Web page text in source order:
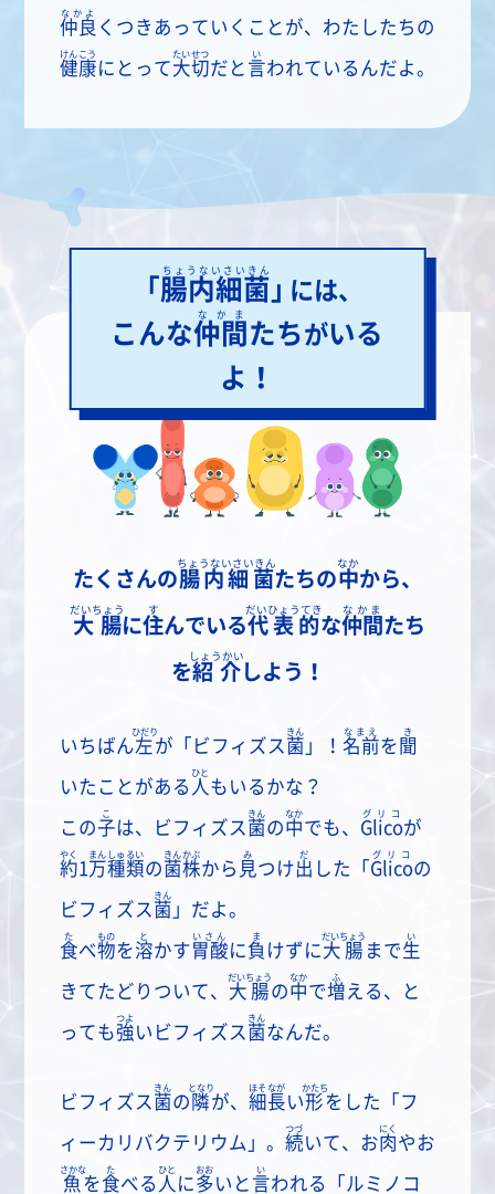
仲良
なかよ
くつきあっていくことが、わたしたちの
健康
けんこう
にとって大切
たいせつ
だと 言
い
われているんだよ。
「 腸内細菌
ちょうないさいきん
」には、
こんな仲間
なかま
たちがいる
よ！
たくさんの腸内細菌
ちょうないさいきん
たちの中
なか
から、
大腸
だいちょう
に住
す
んでいる代表的
だいひょうてき
な仲間
なかま
たち
を紹介
しょうかい
しよう！
いちばん左
ひだり
が「ビフィズス 菌
きん
」！ 名前
なまえ
を 聞
き
いたことがある 人
ひと
もいるかな？
この子
こ
は、ビフィズス 菌
きん
の中
なか
でも、 Glico
グリコ
が
約
やく
1 万種類
まんしゅるい
の菌株
きんかぶ
から 見
み
つけ出
だ
した「 Glico
グリコ
の
ビフィズス 菌
きん
」だよ。
食
た
べ物
もの
を溶
と
かす胃酸
いさん
に負
ま
けずに大腸
だいちょう
まで生
い
きてたどりついて、 大腸
だいちょう
の中
なか
で増
ふ
える、と
っても強
つよ
いビフィズス 菌
きん
なんだ。
ビフィズス 菌
きん
の 隣
となり
が、 細長
ほそなが
い形
かたち
をした「フ
ィーカリバクテリウム」。 続
つづ
いて、お肉
にく
やお
魚
さかな
を食
た
べる 人
ひと
に多
おお
いと 言
い
われる「ルミノコ